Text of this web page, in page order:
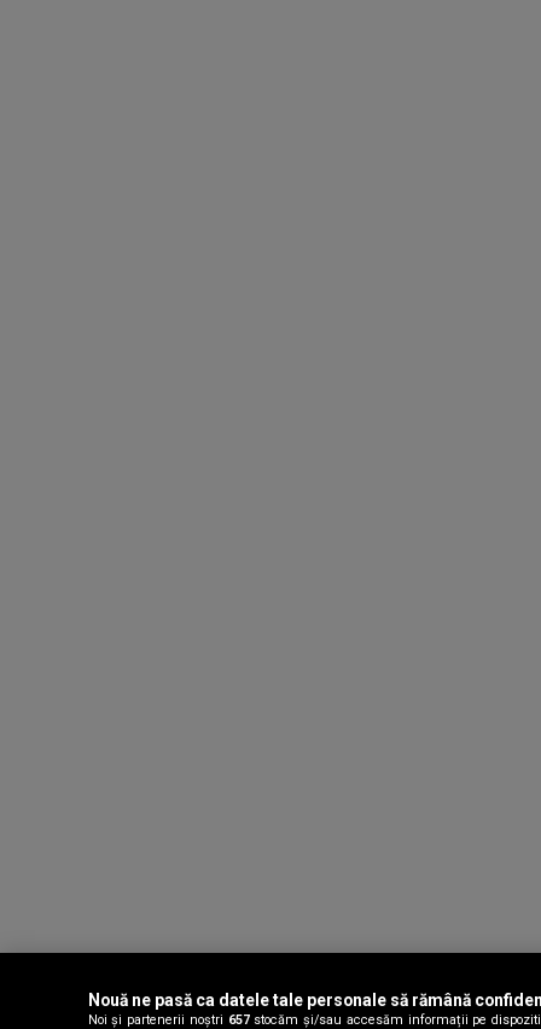
Nouă ne pasă ca datele tale personale să rămână
Noi și partenerii noștri 657stocăm și/sau accesăm informații pe